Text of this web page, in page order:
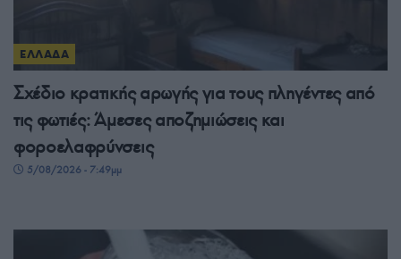
ΕΛΛΑΔΑ
Σχέδιο κρατικής αρωγής για τους πληγέντες από
τις φωτιές: Άμεσες αποζημιώσεις και
φοροελαφρύνσεις
5/08/2026 - 7:49μμ